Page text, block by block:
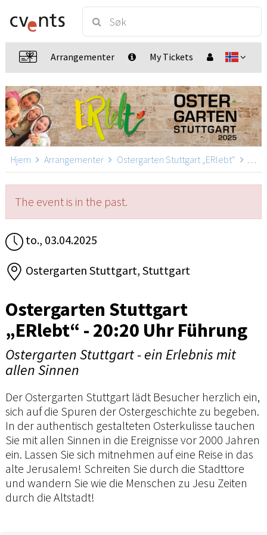
Arrangementer My Tickets
Hjem Arrangementer Ostergarten Stuttgart „ERlebt“
The event is in the past.
to., 03.04.2025
Ostergarten Stuttgart, Stuttgart
Ostergarten Stuttgart
„ERlebt“ - 20:20 Uhr Führung
Ostergarten Stuttgart - ein Erlebnis mit
allen Sinnen
Der Ostergarten Stuttgart lädt Besucher herzlich ein,
sich auf die Spuren der Ostergeschichte zu begeben.
In der authentisch gestalteten Osterkulisse tauchen
Sie mit allen Sinnen in die Ereignisse vor 2000 Jahren
ein. Lassen Sie sich mitnehmen auf eine Reise in das
alte Jerusalem! Schreiten Sie durch die Stadttore
und wandern Sie wie die Menschen zu Jesu Zeiten
durch die Altstadt!